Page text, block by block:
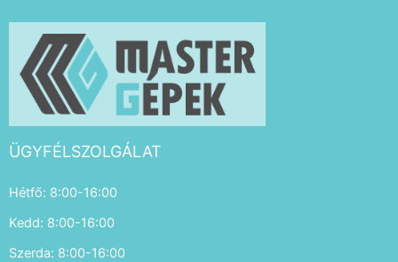
ÜGYFÉLSZOLGÁLAT
Hétfő: 8:00-16:00
Kedd: 8:00-16:00
Szerda: 8:00-16:00